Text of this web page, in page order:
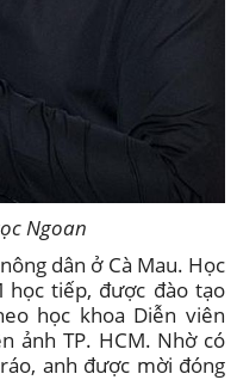
Ngoan
dân ở Cà Mau. Học
học tiếp, được đào tạo
học khoa Diễn viên
ảnh TP. HCM. Nhờ có
anh được mời đóng